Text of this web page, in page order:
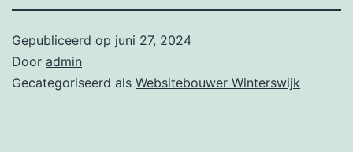
Gepubliceerd op juni 27, 2024
Door admin
Gecategoriseerd als Websitebouwer Winterswijk